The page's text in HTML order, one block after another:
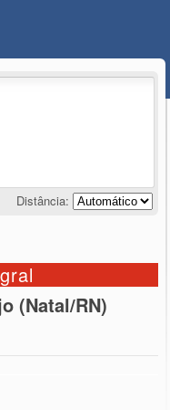
Distância:
(Natal/RN)